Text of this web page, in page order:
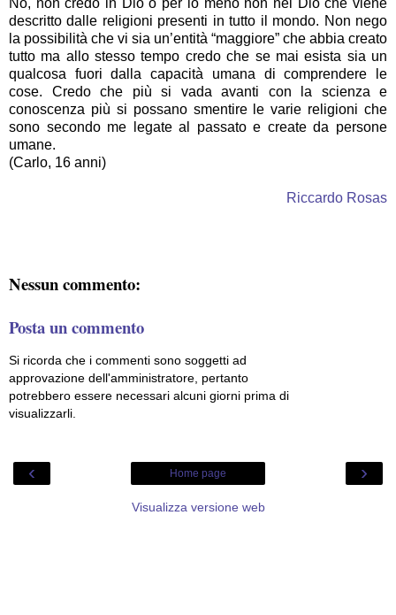
descritto dalle religioni presenti in tutto il mondo. Non nego
la possibilità che vi sia un’entità “maggiore” che abbia creato
tutto ma allo stesso tempo credo che se mai esista sia un
qualcosa fuori dalla capacità umana di comprendere le
cose. Credo che più si vada avanti con la scienza e
conoscenza più si possano smentire le varie religioni che
sono secondo me legate al passato e create da persone
umane.
(Carlo, 16 anni)
Riccardo Rosas
Nessun commento:
Posta un commento
Si ricorda che i commenti sono soggetti ad
approvazione dell'amministratore, pertanto
potrebbero essere necessari alcuni giorni prima di
visualizzarli.
‹ ›
Home page
Visualizza versione web